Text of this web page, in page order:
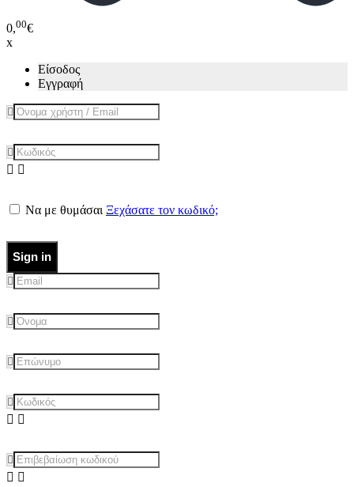
0,00€
x
Είσοδος
Εγγραφή
Να με θυμάσαι Ξεχάσατε τον κωδικό;
Sign in